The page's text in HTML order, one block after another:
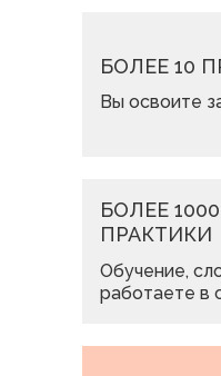
БОЛЕЕ 10
Вы освоите
Обучение,
работаете в
БОЛЕЕ
ПРАКТИКИ